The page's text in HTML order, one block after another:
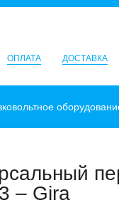
ОПЛАТА ДОСТАВКА
– Gira